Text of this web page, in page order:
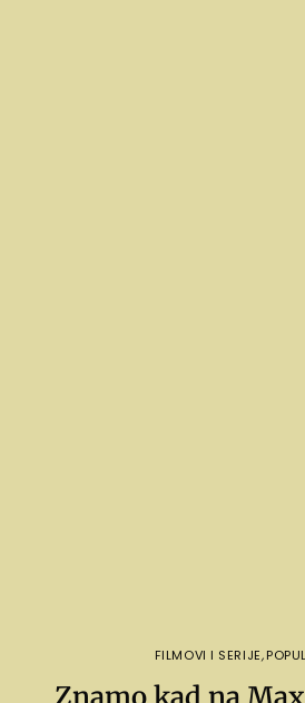
FILMOVI I SERIJE,